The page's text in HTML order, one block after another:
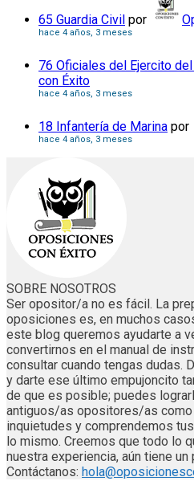
65 Guardia Civil por
hace 4 años, 3 meses
76 Oficiales del Ejercito
con Éxito
hace 4 años, 3 meses
18 Infantería de Marina por
hace 4 años, 3 meses
SOBRE NOSOTROS
Ser opositor/a no es fácil. La
oposiciones es, en muchos
este blog queremos ayudarte a
convertirnos en el manual de
consultar cuando tengas dudas.
y darte ese último empujoncito
de que es posible; puedes
antiguos/as opositores/as como
inquietudes y comprendemos
lo mismo. Creemos que todo lo
nuestra experiencia, aún tiene un
Contáctanos: